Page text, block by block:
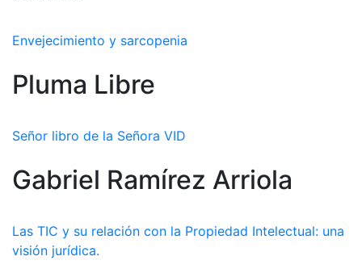
Envejecimiento y sarcopenia
Pluma Libre
Señor libro de la Señora VID
Gabriel Ramírez Arriola
Las TIC y su relación con la Propiedad Intelectual: una
visión jurídica.